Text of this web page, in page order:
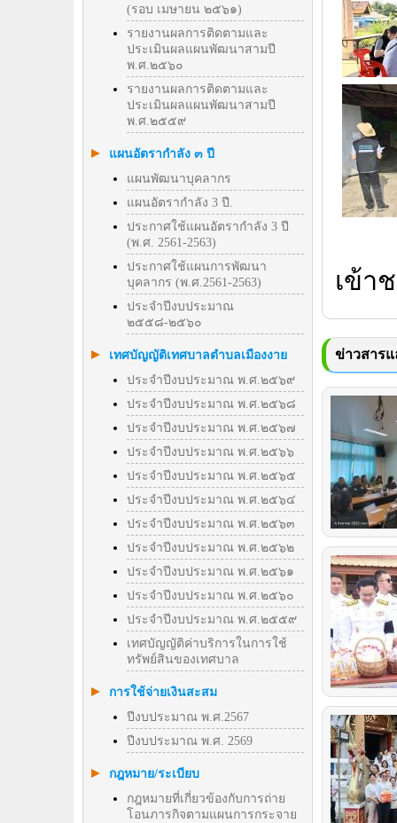
(รอบ เมษายน ๒๕๖๑)
รายงานผลการติดตามและ
ประเมินผลแผนพัฒนาสามปี
พ.ศ.๒๕๖๐
รายงานผลการติดตามและ
ประเมินผลแผนพัฒนาสามปี
พ.ศ.๒๕๕๙
แผนอัตรากำลัง ๓ ปี
แผนพัฒนาบุคลากร
แผนอัตรากำลัง 3 ปี.
ประกาศใช้แผนอัตรากำลัง 3 ปี
(พ.ศ. 2561-2563)
ประกาศใช้แผนการพัฒนา
บุคลากร (พ.ศ.2561-2563)
ประจำปีงบประมาณ
๒๕๕๘-๒๕๖๐
เทศบัญญัติเทศบาลตำบลเมืองงาย
ประจำปีงบประมาณ พ.ศ.๒๕๖๙
ประจำปีงบประมาณ พ.ศ.๒๕๖๘
ประจำปีงบประมาณ พ.ศ.๒๕๖๗
ประจำปีงบประมาณ พ.ศ.๒๕๖๖
ประจำปีงบประมาณ พ.ศ.๒๕๖๕
ประจำปีงบประมาณ พ.ศ.๒๕๖๔
ประจำปีงบประมาณ พ.ศ.๒๕๖๓
ประจำปีงบประมาณ พ.ศ.๒๕๖๒
ประจำปีงบประมาณ พ.ศ.๒๕๖๑
ประจำปีงบประมาณ พ.ศ.๒๕๖๐
ประจำปีงบประมาณ พ.ศ.๒๕๕๙
เทศบัญญัติค่าบริการในการใช้
ทรัพย์สินของเทศบาล
การใช้จ่ายเงินสะสม
ปีงบประมาณ พ.ศ.2567
ปีงบประมาณ พ.ศ. 2569
กฎหมาย/ระเบียบ
กฎหมายที่เกี่ยวข้องกับการถ่าย
โอนภารกิจตามแผนการกระจาย
เข้า
ข่าวสาร